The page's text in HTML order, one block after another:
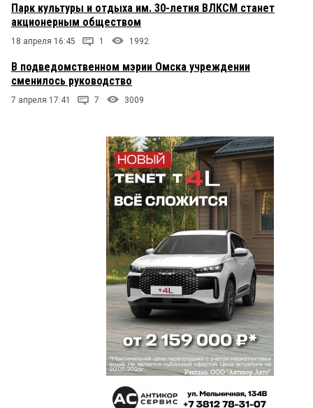
Парк культуры и отдыха им. 30-летия ВЛКСМ станет
акционерным обществом
18 апреля 16:45 1 1992
В подведомственном мэрии Омска учреждении
сменилось руководство
7 апреля 17:41 7 3009